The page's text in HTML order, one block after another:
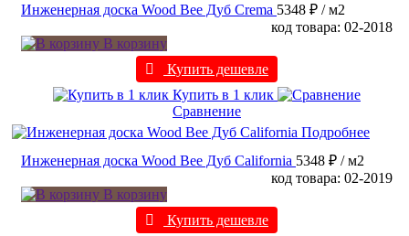
Инженерная доска Wood Bee Дуб Crema 5348 ₽ / м2
код товара: 02-2018
В корзину
Купить дешевле
Купить в 1 клик
Сравнение
Подробнее
Инженерная доска Wood Bee Дуб California 5348 ₽ / м2
код товара: 02-2019
В корзину
Купить дешевле